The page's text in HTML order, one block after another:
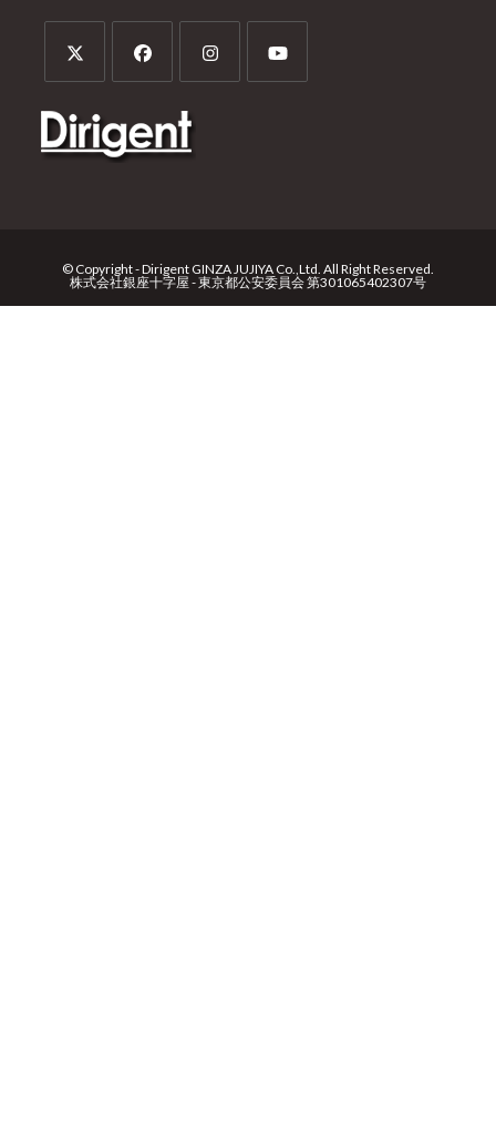
© Copyright - Dirigent GINZA JUJIYA Co.,Ltd. All Right Reserved.
株式会社銀座十字屋 - 東京都公安委員会 第301065402307号